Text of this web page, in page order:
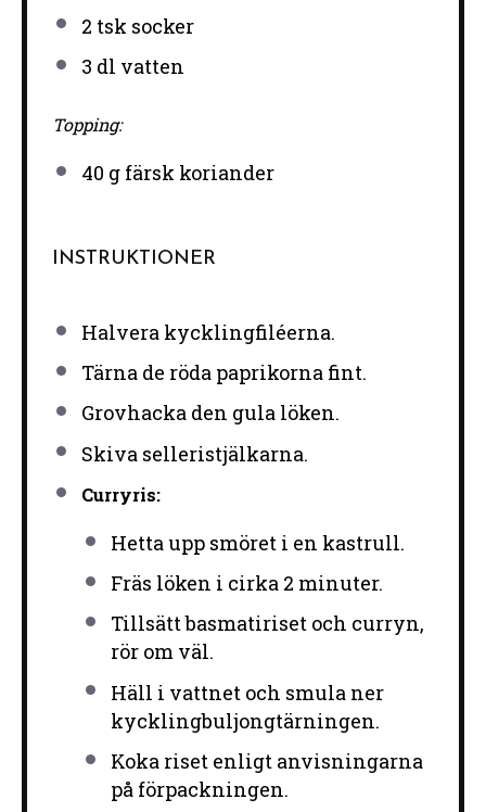
2 tsk socker
3 dl vatten
Topping:
40 gfärsk koriander
INSTRUKTIONER
Halvera kycklingfiléerna.
Tärna de röda paprikorna fint.
Grovhacka den gula löken.
Skiva selleristjälkarna.
Curryris:
Hetta upp smöret i en kastrull.
Fräs löken i cirka 2 minuter.
Tillsätt basmatiriset och curryn,
rör om väl.
Häll i vattnet och smula ner
kycklingbuljongtärningen.
Koka riset enligt anvisningarna
på förpackningen.